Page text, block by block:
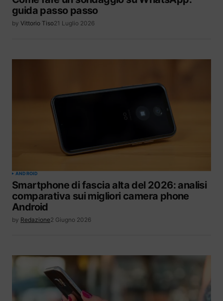
guida passo passo
by Vittorio Tiso21 Luglio 2026
ANDROID
Smartphone di fascia alta del 2026: analisi
comparativa sui migliori camera phone
Android
by Redazione2 Giugno 2026